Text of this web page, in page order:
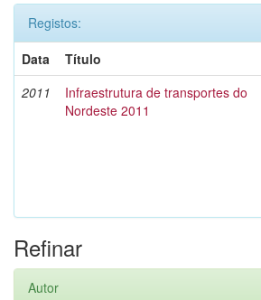
Registos:
Data
Título
2011
Infraestrutura de transportes do
Nordeste 2011
Refinar
Autor